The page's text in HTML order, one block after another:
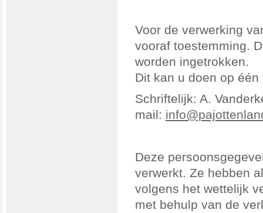
Voor de verwerking
vooraf toestemming.
worden ingetrokken.
Dit kan u doen op
Schriftelijk: A.
mail:
Deze
verwerkt. Ze hebben
volgens het wettelijk
met behulp van de